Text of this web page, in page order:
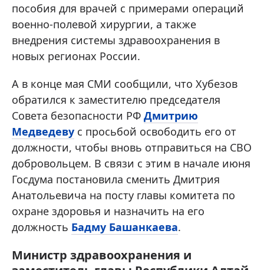
пособия для врачей с примерами операций
военно-полевой хирургии, а также
внедрения системы здравоохранения в
новых регионах России.
А в конце мая СМИ сообщили, что Хубезов
обратился к заместителю председателя
Совета безопасности РФ Дмитрию
Медведеву с просьбой освободить его от
должности, чтобы вновь отправиться на СВО
добровольцем. В связи с этим в начале июня
Госдума постановила сменить Дмитрия
Анатольевича на посту главы комитета по
охране здоровья и назначить на его
должность Бадму Башанкаева.
Министр здравоохранения и